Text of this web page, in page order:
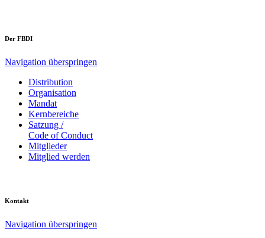
Der FBDI
Navigation überspringen
Distribution
Organisation
Mandat
Kernbereiche
Satzung /
Code of Conduct
Mitglieder
Mitglied werden
Kontakt
Navigation überspringen